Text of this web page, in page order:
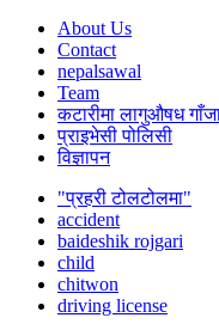
About Us
Contact
nepalsawal
Team
कटारीमा लागुऔषध
प्राइभेसी पोलिसी
विज्ञापन
"प्रहरी टोलटोलमा"
accident
baideshik rojgari
child
chitwon
driving license